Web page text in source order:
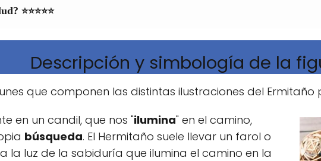
⭐⭐⭐⭐⭐
Descripción y simbología de la
que componen las distintas ilustraciones del
en un candil, que nos "ilumina" en el camino,
búsqueda. El Hermitaño suele llevar un farol o
la luz de la sabiduría que ilumina el camino en la